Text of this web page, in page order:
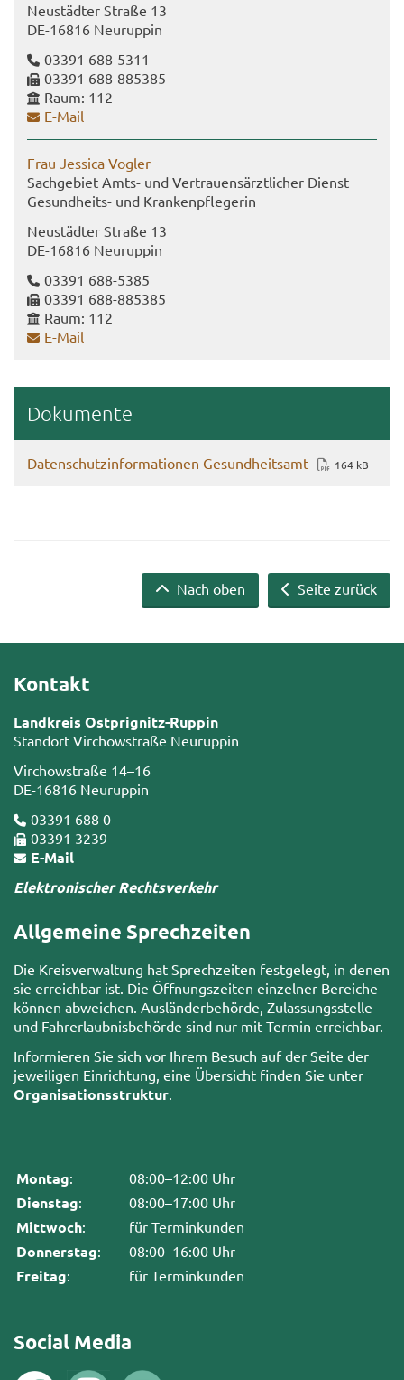
Neu­städ­ter Stra­ße 13
DE-​16816 Neu­rup­pin
03391 688-​5311
03391 688-​885385
Raum: 112
E-​Mail
Frau Jes­si­ca Vog­ler
Sach­ge­biet Amts- und Ver­trau­ens­ärzt­li­cher Dienst
Gesundheits-​ und Kran­ken­pfle­ge­rin
Neu­städ­ter Stra­ße 13
DE-​16816 Neu­rup­pin
03391 688-​5385
03391 688-​885385
Raum: 112
E-​Mail
Do­ku­men­te
Da­ten­schutz­in­for­ma­tio­nen Ge­sund­heits­amt 164 kB
Seite zurück
Nach oben
Kontakt
Landkreis Ostprignitz-Ruppin
Standort Virchowstraße Neuruppin
Virchowstraße 14–16
DE-16816 Neuruppin
03391 688 0
03391 3239
E-Mail
Elektronischer Rechtsverkehr
Allgemeine Sprechzeiten
Die Kreisverwaltung hat Sprechzeiten festgelegt, in denen
sie erreichbar ist. Die Öffnungszeiten einzelner Bereiche
können abweichen. Ausländerbehörde, Zulassungsstelle
und Fahrerlaubnisbehörde sind nur mit Termin erreichbar.
Informieren Sie sich vor Ihrem Besuch auf der Seite der
jeweiligen Einrichtung, eine Übersicht finden Sie unter
Organisationsstruktur
Montag: 08:00–12:00 Uhr
Dienstag: 08:00–17:00 Uhr
Mittwoch: für Terminkunden
Donnerstag: 08:00–16:00 Uhr
Freitag: für Terminkunden
Social Media